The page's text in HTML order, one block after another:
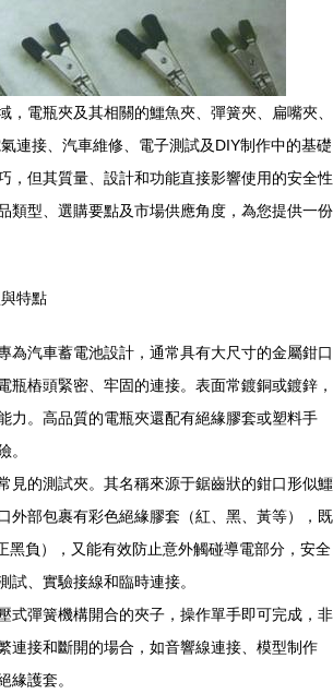
，電瓶夾及其相關的鱷魚夾、彈簧夾、扁嘴夾、
連接、汽車維修、電子測試及DIY制作中的基礎
，但其質量、設計和功能直接影響使用的安全性
類型、選購要點及市場供應角度，為您提供一份
特點
專為汽車蓄電池設計，通常具有大尺寸的金屬鉗口
瓶樁頭緊密、牢固的連接。表面常鍍銅或鍍鋅，
力。高品質的電瓶夾還配有絕緣膠套或塑料手
。
見的測試夾。其名稱來源于鋸齒狀的鉗口形似鱷
外部包裹有彩色絕緣膠套（紅、黑、黃等），既
黑負），又能有效防止意外觸碰導電部分，安全
試、實驗接線和臨時連接。
式彈簧機構開合的夾子，操作單手即可完成，非
連接和斷開的場合，如音響線連接、模型制作
緣護套。